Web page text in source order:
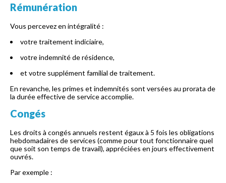
Rémunération
Vous percevez en intégralité :
votre traitement indiciaire,
votre indemnité de résidence,
et votre supplément familial de traitement.
En revanche, les primes et indemnités sont versées au prorata de
la durée effective de service accomplie.
Congés
Les droits à congés annuels restent égaux à 5 fois les obligations
hebdomadaires de services (comme pour tout fonctionnaire quel
que soit son temps de travail), appréciées en jours effectivement
ouvrés.
Par exemple :